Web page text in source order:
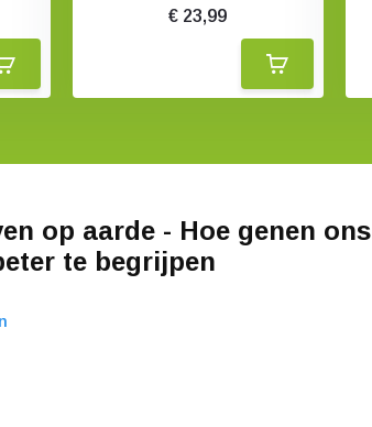
€ 23,99
op aarde - Hoe genen ons
te begrijpen